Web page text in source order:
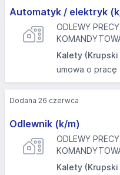
Automatyk / elektryk
ODLEWY
Kalety (Krupski
umowa o pracę
Odlewnik (k/m)
ODLEWY
Kalety (Krupski
Dodana 26 czerwca